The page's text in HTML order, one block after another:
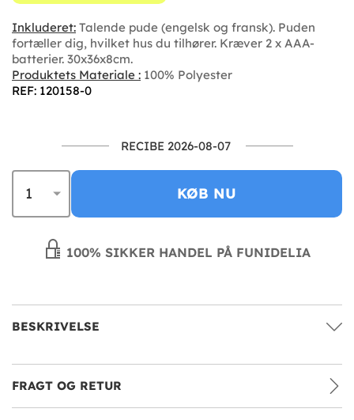
Inkluderet: Talende pude (engelsk og fransk). Puden
fortæller dig, hvilket hus du tilhører. Kræver 2 x AAA-
batterier. 30x36x8cm.
Produktets Materiale : 100% Polyester
REF: 120158-0
RECIBE 2026-08-07
KØB NU
100% SIKKER HANDEL PÅ FUNIDELIA
BESKRIVELSE
FRAGT OG RETUR